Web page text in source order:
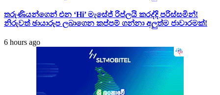
තරුණියන්ගෙන් එන ‘Hi’ මැසේජ් රිප්ලයි කරද්දි පරිස්සමින්!
නිරුවත් ඡායාරූප ලබාගෙන කප්පම් ගන්නා අලුත්ම ජාවාරමක්!
6 hours ago